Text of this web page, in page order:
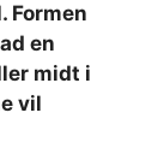
Formen
en
midt i
vil